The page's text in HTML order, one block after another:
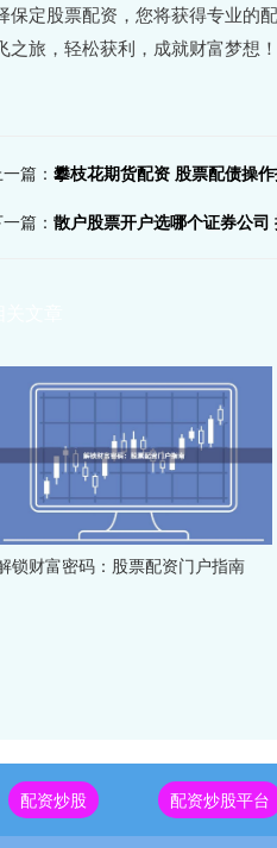
保定股票配资，您将获得专业的
之旅，轻松获利，成就财富梦想！
篇： 攀枝花期货配资 股票配债操
篇： 散户股票开户选哪个证券公
锁财富密码：股票配资门户指南
配资炒股 配资炒股平台